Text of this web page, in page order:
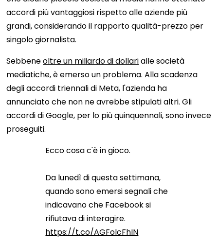
accordi più vantaggiosi rispetto alle aziende più
grandi, considerando il rapporto qualità-prezzo per
singolo giornalista.
Sebbeneoltre un miliardo di dollarialle società
mediatiche, è emerso un problema. Alla scadenza
degli accordi triennali di Meta, l'azienda ha
annunciato che non ne avrebbe stipulati altri. Gli
accordi di Google, per lo più quinquennali, sono invece
proseguiti.
Ecco cosa c'è in gioco.
Da lunedì di questa settimana,
quando sono emersi segnali che
indicavano che Facebook si
rifiutava di interagire.
https://t.co/AGFolcFhIN